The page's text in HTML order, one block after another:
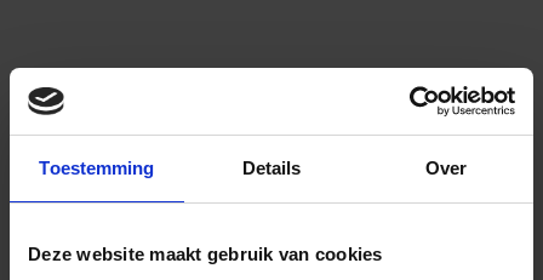
Toestemming Details Over
Deze website maakt gebruik van cookies